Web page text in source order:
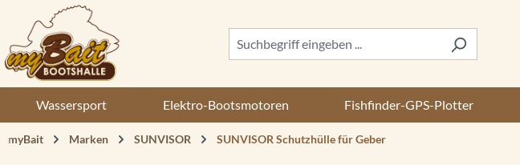
Hauptinhalt springen
Zur Suche springen
Zur Hauptnavigation springen
Wassersport Elektro-Bootsmotoren Fishfinder-GPS-Plotter
myBait Marken SUNVISOR SUNVISOR Schutzhülle für Geber